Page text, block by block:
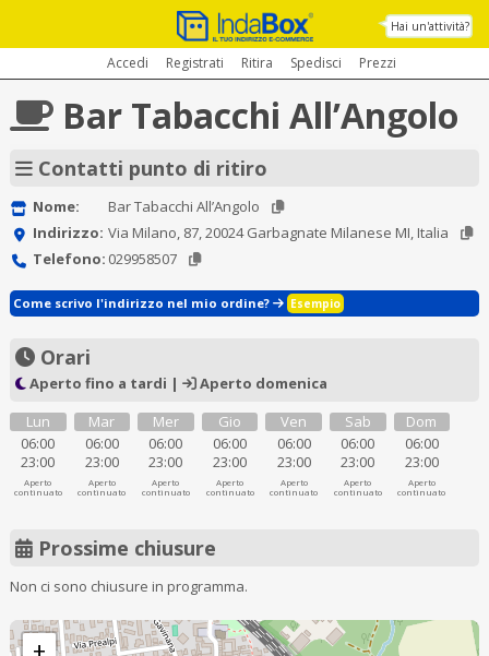
Hai un'attività?
Accedi Registrati Ritira Spedisci Prezzi
Bar Tabacchi All’Angolo
Contatti punto di ritiro
Nome:
Bar Tabacchi All’Angolo
Indirizzo: Via Milano, 87, 20024 Garbagnate Milanese MI, Italia
Telefono: 029958507
Come scrivo l'indirizzo nel mio ordine? Esempio
Orari
Aperto fino a tardi |
Aperto domenica
Lun
06:00
23:00
Aperto
continuato
Mar
06:00
23:00
Aperto
continuato
Mer
06:00
23:00
Aperto
continuato
Gio
06:00
23:00
Aperto
continuato
Ven
06:00
23:00
Aperto
continuato
Sab
06:00
23:00
Aperto
continuato
Dom
06:00
23:00
Aperto
continuato
Prossime chiusure
Non ci sono chiusure in programma.
+